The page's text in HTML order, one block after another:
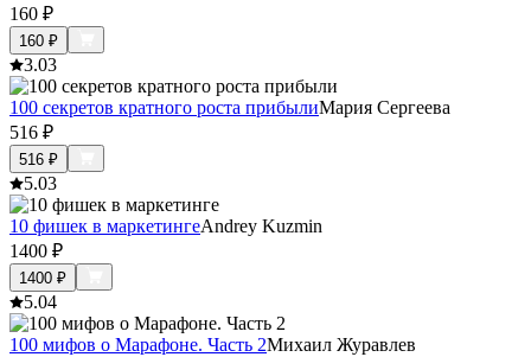
160 ₽
160 ₽
3.03
100 секретов кратного роста прибылиМария Сергеева
516 ₽
516 ₽
5.03
10 фишек в маркетингеAndrey Kuzmin
1400 ₽
1400 ₽
5.04
100 мифов о Марафоне. Часть 2Михаил Журавлев